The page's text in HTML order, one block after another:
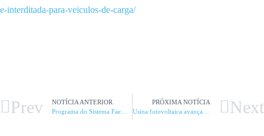
e-interditada-para-veiculos-de-carga/
Prev
NOTÍCIA ANTERIOR
PRÓXIMA NOTÍCIA
Next